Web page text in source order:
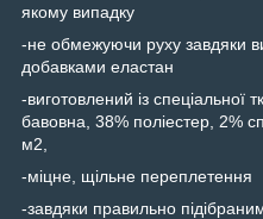
якому випадку
-не обмежуючи руху завдяки
добавками еластан
-виготовлений із спеціальної
бавовна, 38% поліестер, 2%
м2,
-міцне, щільне переплетення
-завдяки правильно